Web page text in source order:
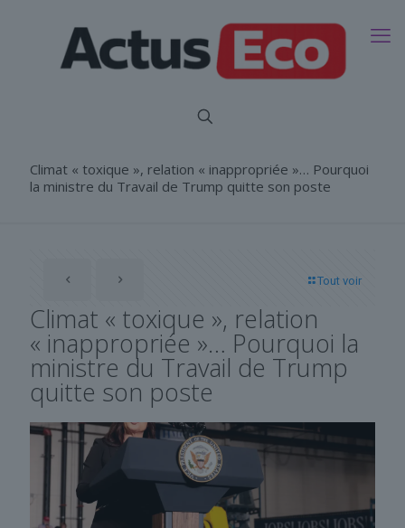
Climat « toxique », relation « inappropriée »… Pourquoi
la ministre du Travail de Trump quitte son poste
Tout voir
Climat « toxique », relation
« inappropriée »… Pourquoi la
ministre du Travail de Trump
quitte son poste